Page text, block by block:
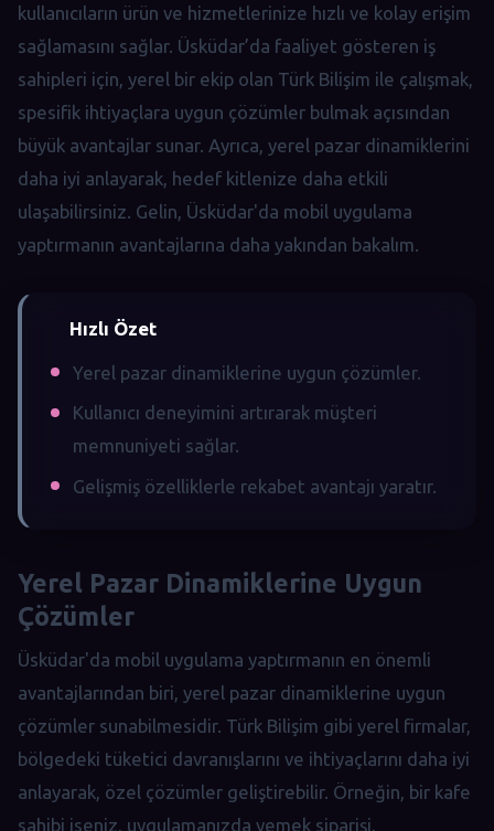
kullanıcıların ürün ve hizmetlerinize hızlı ve kolay erişim
sağlamasını sağlar. Üsküdar’da faaliyet gösteren iş
sahipleri için, yerel bir ekip olan Türk Bilişim ile çalışmak,
spesifik ihtiyaçlara uygun çözümler bulmak açısından
büyük avantajlar sunar. Ayrıca, yerel pazar dinamiklerini
daha iyi anlayarak, hedef kitlenize daha etkili
ulaşabilirsiniz. Gelin, Üsküdar'da mobil uygulama
yaptırmanın avantajlarına daha yakından bakalım.
Hızlı Özet
Yerel pazar dinamiklerine uygun çözümler.
Kullanıcı deneyimini artırarak müşteri
memnuniyeti sağlar.
Gelişmiş özelliklerle rekabet avantajı yaratır.
Yerel Pazar Dinamiklerine Uygun
Çözümler
Üsküdar'da mobil uygulama yaptırmanın en önemli
avantajlarından biri, yerel pazar dinamiklerine uygun
çözümler sunabilmesidir. Türk Bilişim gibi yerel firmalar,
bölgedeki tüketici davranışlarını ve ihtiyaçlarını daha iyi
anlayarak, özel çözümler geliştirebilir. Örneğin, bir kafe
sahibi iseniz, uygulamanızda yemek siparişi,